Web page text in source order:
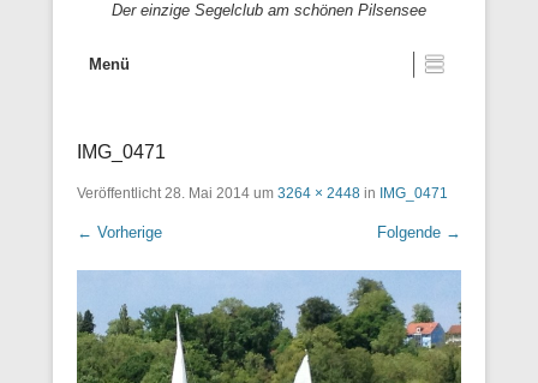
Der einzige Segelclub am schönen Pilsensee
Menü
IMG_0471
Veröffentlicht28. Mai 2014 um 3264 × 2448 in IMG_0471
← Vorherige Folgende →